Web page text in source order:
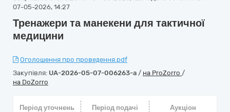
07-05-2026, 14:27
Тренажери та манекени для тактичної
медицини
Оголошення про проведення.pdf
Закупівля: UA-2026-05-07-006263-a / на ProZorro /
на DoZorro
Період уточнень
Період подачі
Аукціон